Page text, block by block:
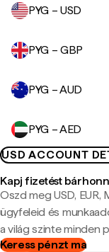
PYG – USD
PYG – GBP
PYG – AUD
PYG – AED
USD ACCOUNT
Kapj fizetést
Oszd meg USD, EUR,
ügyfeleid és
a világ szinte minden
Keress pénzt ma